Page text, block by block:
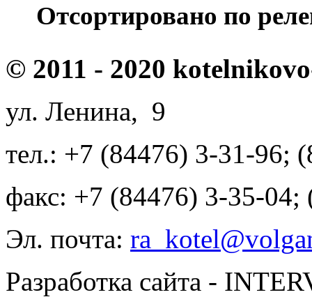
Отсортировано по
© 2011 - 2020
ул. Ленина, 9
тел.: +7 (84476) 3-31-96;
факс: +7 (84476) 3-35-04;
Эл. почта:
Разработка сайта -